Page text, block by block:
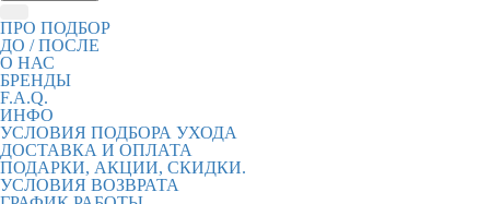
ПРО ПОДБОР
ДО / ПОСЛЕ
О НАС
БРЕНДЫ
F.A.Q.
ИНФО
УСЛОВИЯ ПОДБОРА УХОДА
ДОСТАВКА И ОПЛАТА
ПОДАРКИ, АКЦИИ, СКИДКИ.
УСЛОВИЯ ВОЗВРАТА